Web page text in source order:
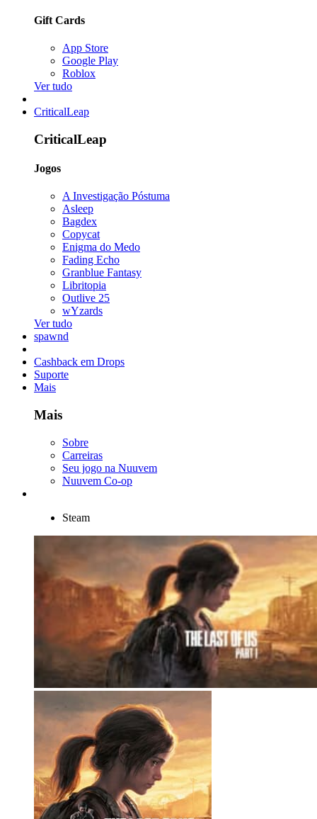
Gift Cards
App Store
Google Play
Roblox
Ver tudo
CriticalLeap
CriticalLeap
Jogos
A Investigação Póstuma
Asleep
Bagdex
Copycat
Enigma do Medo
Fading Echo
Granblue Fantasy
Libritopia
Outlive 25
wYzards
Ver tudo
spawnd
Cashback em Drops
Suporte
Mais
Mais
Sobre
Carreiras
Seu jogo na Nuuvem
Nuuvem Co-op
Steam